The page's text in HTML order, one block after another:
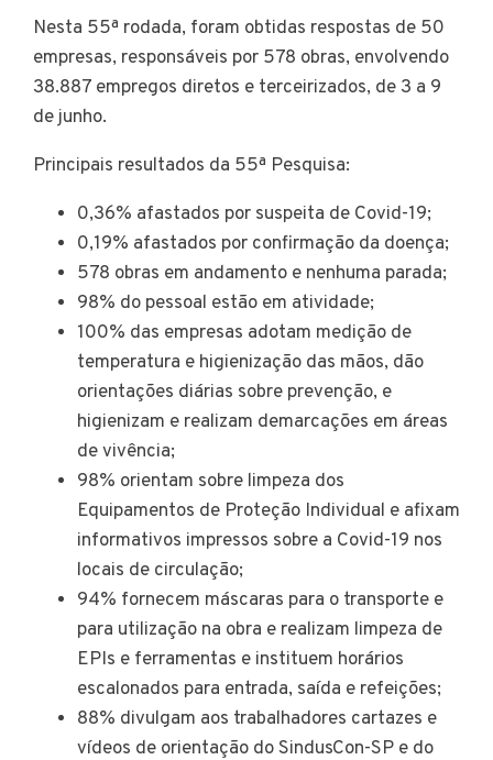
Nesta 55ª rodada, foram obtidas respostas de 50
empresas, responsáveis por 578 obras, envolvendo
38.887 empregos diretos e terceirizados, de 3 a 9
de junho.
Principais resultados da 55ª Pesquisa:
0,36% afastados por suspeita de Covid-19;
0,19% afastados por confirmação da doença;
578 obras em andamento e nenhuma parada;
98% do pessoal estão em atividade;
100% das empresas adotam medição de
temperatura e higienização das mãos, dão
orientações diárias sobre prevenção, e
higienizam e realizam demarcações em áreas
de vivência;
98% orientam sobre limpeza dos
Equipamentos de Proteção Individual e afixam
informativos impressos sobre a Covid-19 nos
locais de circulação;
94% fornecem máscaras para o transporte e
para utilização na obra e realizam limpeza de
EPIs e ferramentas e instituem horários
escalonados para entrada, saída e refeições;
88% divulgam aos trabalhadores cartazes e
vídeos de orientação do SindusCon-SP e do